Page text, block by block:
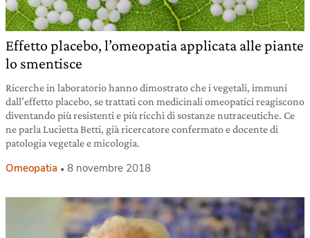
Effetto placebo, l’omeopatia applicata alle piante
lo smentisce
Ricerche in laboratorio hanno dimostrato che i vegetali, immuni
dall’effetto placebo, se trattati con medicinali omeopatici reagiscono
diventando più resistenti e più ricchi di sostanze nutraceutiche. Ce
ne parla Lucietta Betti, già ricercatore confermato e docente di
patologia vegetale e micologia.
Omeopatia 8 novembre 2018